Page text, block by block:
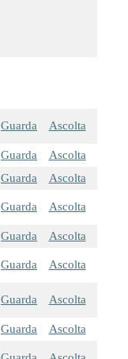
Guarda Ascolta
Guarda
Ascolta
Guarda Ascolta
Guarda Ascolta
Guarda
Ascolta
Guarda Ascolta
Guarda Ascolta
Guarda Ascolta